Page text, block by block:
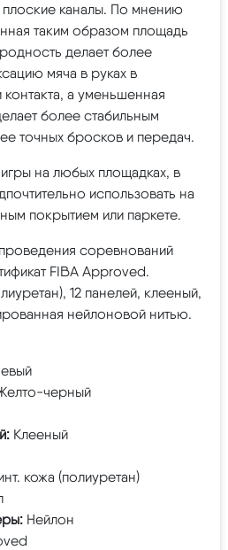
каналы. По мнению
таким образом площадь
делает более
мяча в руках в
контакта, а уменьшенная
более стабильным
точных бросков и передач.
на любых площадках, в
использовать на
покрытием или паркете.
соревнований
FIBA Approved.
12 панелей, клееный,
нейлоновой нитью.
черный
Клееный
кожа (полиуретан)
Нейлон